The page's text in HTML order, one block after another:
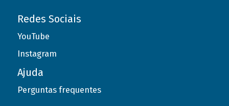
Redes Sociais
YouTube
Instagram
Ajuda
Perguntas frequentes